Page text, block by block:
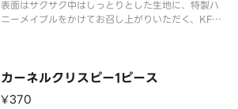
表面はサクサク中はしっとりとした生地に、特製ハ
ニーメイプルをかけてお召し上がりいただく、KFC
カーネルクリスピー1ピース
¥370